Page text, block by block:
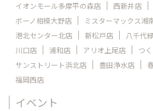
イオンモール多摩平の森店
西新井店
ボーノ相模大野店
ミスターマックス湘
港北センター北店
新松戸店 八千代
川口店
浦和店 アリオ上尾店
つ
サンストリート浜北店
豊田浄水店
福岡西店
イベント